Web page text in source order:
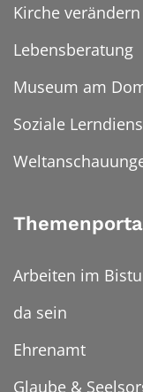
Kirche verändern
Lebensberatung
Museum am
Soziale
Arbeiten im
da sein
Ehrenamt
Glaube &